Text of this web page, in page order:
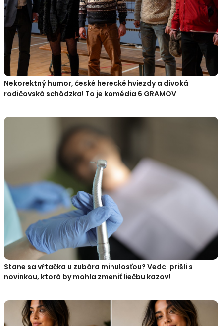
Nekorektný humor, české herecké hviezdy a divoká
rodičovská schôdzka! To je komédia 6 GRAMOV
Stane sa vŕtačka u zubára minulosťou? Vedci prišli s
novinkou, ktorá by mohla zmeniť liečbu kazov!